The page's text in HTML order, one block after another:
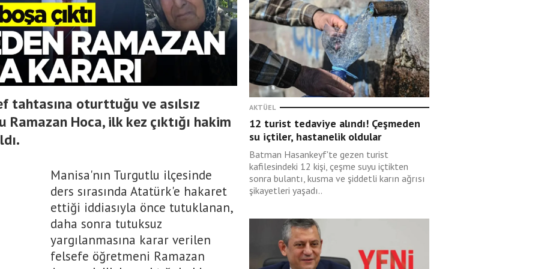
tahtasına oturttuğu ve asılsız
Hoca, ilk kez çıktığı hakim
Manisa'nın Turgutlu ilçesinde
ders sırasında Atatürk'e hakaret
ettiği iddiasıyla önce tutuklanan,
daha sonra tutuksuz
yargılanmasına karar verilen
felsefe öğretmeni Ramazan
AKTÜEL
12 turist tedaviye alındı! Çeşmeden
su içtiler, hastanelik oldular
Batman Hasankeyf'te gezen turist
kafilesindeki 12 kişi, çeşme suyu içtikten
sonra bulantı, kusma ve şiddetli karın ağrısı
şikayetleri yaşadı..